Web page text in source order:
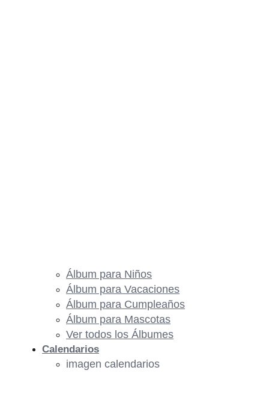
Álbum para Niños
Álbum para Vacaciones
Álbum para Cumpleaños
Álbum para Mascotas
Ver todos los Álbumes
Calendarios
imagen calendarios